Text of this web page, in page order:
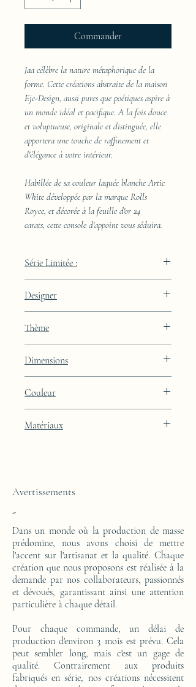
Commander
Jaa célèbre la nature métaphorique de la
forme. Cette créations abstraite de la maison
Eje-Design, aussi pures que poétiques aspire à
un monde idéal et pacifique. A la fois douce
et voluptueuse, originale et distinguée, elle
apportera une touche de raffinement et
d'élégance à votre intérieur.
Habillée de sa couleur laquée blanche Artic
White développée par la marque Rolls
Royce, et décorée à la feuille d'or 24
carats, cette console d'appoint vous séduira.
Série Limitée :
Designer
Thème
Dimensions
: 29cm
Couleur
intégration de feuille d'or 24k
Matériaux
Avertissements
-
Dans un monde où la production de masse
prédomine, nous avons choisi de mettre
l'accent sur l'artisanat et la qualité. Chaque
création que nous proposons est réalisée à la
demande par nos collaborateurs, passionnés
et dévoués, garantissant ainsi une attention
particulière à chaque détail.
Pour chaque commande, un délai de
production d'environ 3 mois est prévu. Cela
peut sembler long, mais c'est un gage de
qualité. Contrairement aux produits
fabriqués en série, nos créations nécessitent